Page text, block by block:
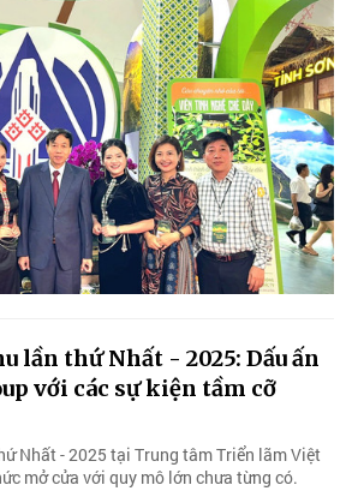
lần thứ Nhất - 2025: Dấu ấn
với các sự kiện tầm cỡ
Nhất - 2025 tại Trung tâm Triển lãm Việt
mở cửa với quy mô lớn chưa từng có.